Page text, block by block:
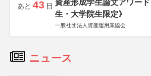
あと 43 日 資産形成学生論文アワー
生・大学院生限定》
一般社団法人資産運用業協会
ニュース